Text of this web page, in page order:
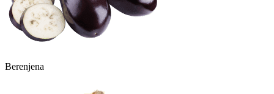
Berenjena